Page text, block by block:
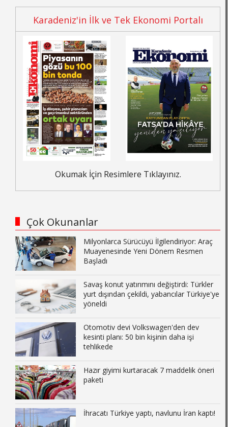
Karadeniz'in İlk ve Tek Ekonomi Portalı
Okumak İçin Resimlere Tıklayınız.
Çok Okunanlar
Milyonlarca Sürücüyü İlgilendiriyor: Araç
Muayenesinde Yeni Dönem Resmen
Başladı
Savaş konut yatırımını değiştirdi: Türkler
yurt dışından çekildi, yabancılar Türkiye'ye
yöneldi
Otomotiv devi Volkswagen'den dev
kesinti planı: 50 bin kişinin daha işi
tehlikede
Hazır giyimi kurtaracak 7 maddelik öneri
paketi
İhracatı Türkiye yaptı, navlunu İran kaptı!